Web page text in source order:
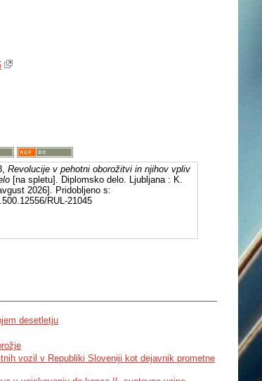
Revolucije v pehotni oborožitvi in njihov vpliv
[na spletu]. Diplomsko delo. Ljubljana : K.
2026]. Pridobljeno s:
RUL-21045
desetletju
vozil v Republiki Sloveniji kot dejavnik prometne